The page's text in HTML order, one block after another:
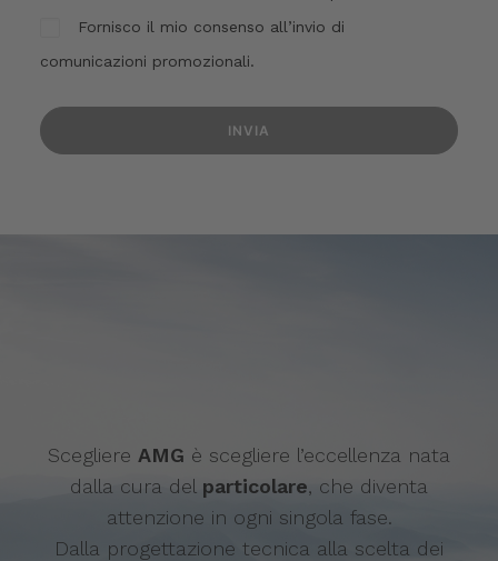
Fornisco il mio consenso all’invio di
comunicazioni promozionali.
Scegliere AMG è scegliere l’eccellenza nata
dalla cura del particolare, che diventa
attenzione in ogni singola fase.
Dalla progettazione tecnica alla scelta dei